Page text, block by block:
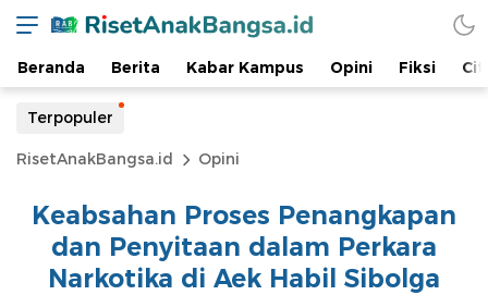
Beranda Berita Kabar Kampus Opini Fiksi
Terpopuler
RisetAnakBangsa.id Opini
Keabsahan Proses Penangkapan
dan Penyitaan dalam Perkara
Narkotika di Aek Habil Sibolga